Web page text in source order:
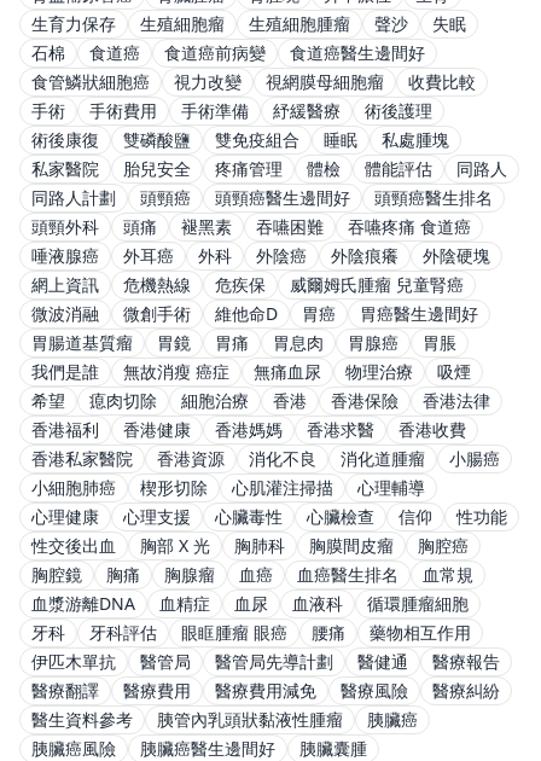
生育力保存
生殖細胞瘤 生殖細胞腫瘤 聲沙
失眠
石棉
食道癌 食道癌前病變
食道癌醫生邊間好
食管鱗狀細胞癌
視力改變 視網膜母細胞瘤
收費比較
手術
手術費用 手術準備 紓緩醫療
術後護理
術後康復
雙磷酸鹽 雙免疫組合 睡眠
私處腫塊
私家醫院
胎兒安全 疼痛管理 體檢 體能評估
同路人
同路人計劃
頭頸癌 頭頸癌醫生邊間好
頭頸癌醫生排名
頭頸外科
頭痛 褪黑素 吞嚥困難
吞嚥疼痛 食道癌
唾液腺癌
外耳癌 外科 外陰癌 外陰痕癢
外陰硬塊
網上資訊
危機熱線 危疾保
威爾姆氏腫瘤 兒童腎癌
微波消融
微創手術 維他命D 胃癌
胃癌醫生邊間好
胃腸道基質瘤
胃鏡 胃痛 胃息肉 胃腺癌
胃脹
我們是誰
無故消瘦 癌症 無痛血尿 物理治療
吸煙
希望
瘜肉切除 細胞治療 香港 香港保險
香港法律
香港福利
香港健康 香港媽媽 香港求醫
香港收費
香港私家醫院
香港資源 消化不良 消化道腫瘤
小腸癌
小細胞肺癌
楔形切除 心肌灌注掃描
心理輔導
心理健康
心理支援 心臟毒性 心臟檢查 信仰
性功能
性交後出血
胸部 X 光 胸肺科 胸膜間皮瘤
胸腔癌
胸腔鏡
胸痛 胸腺瘤 血癌 血癌醫生排名
血常規
血漿游離DNA
血精症 血尿 血液科
循環腫瘤細胞
牙科
牙科評估 眼眶腫瘤 眼癌 腰痛
藥物相互作用
伊匹木單抗
醫管局 醫管局先導計劃 醫健通
醫療報告
醫療翻譯
醫療費用 醫療費用減免 醫療風險
醫療糾紛
醫生資料參考
胰管內乳頭狀黏液性腫瘤
胰臟癌
胰臟癌風險
胰臟癌醫生邊間好
胰臟囊腫